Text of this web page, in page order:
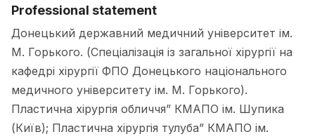
Professional statement
Донецький державний медичний університет ім.
М. Горького. (Спеціалізація із загальної хірургії на
кафедрі хірургії ФПО Донецького національного
медичного університету ім. М. Горького).
Пластична хірургія обличчя” КМАПО ім. Шупика
(Київ); Пластична хірургія тулуба” КМАПО ім.